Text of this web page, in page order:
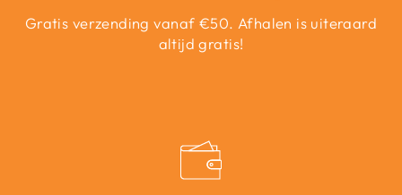
Gratis verzending vanaf €50. Afhalen is uiteraard
altijd gratis!